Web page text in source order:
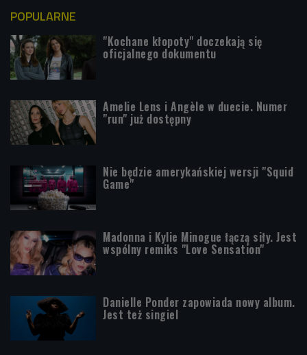
POPULARNE
"Kochane kłopoty" doczekają się
oficjalnego dokumentu
Amelie Lens i Angèle w duecie. Numer
"run" już dostępny
Nie będzie amerykańskiej wersji "Squid
Game"
Madonna i Kylie Minogue łączą siły. Jest
wspólny remiks "Love Sensation"
Danielle Ponder zapowiada nowy album.
Jest też singiel